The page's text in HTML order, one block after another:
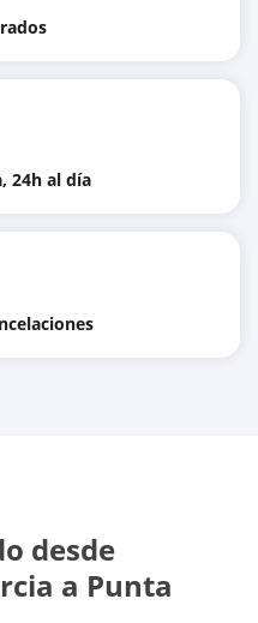
24h al día
desde
a Punta